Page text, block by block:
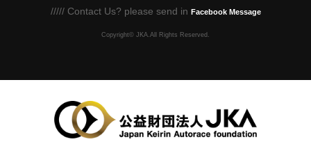
///// Contact Us? please send in Facebook Message
Copyright© JKA.All Rights Reserved.